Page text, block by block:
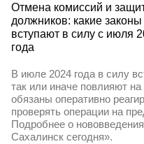
Отмена комиссий и
должников: какие законы
вступают в силу с июля
года
В июле 2024 года в силу
так или иначе повлияют
обязаны оперативно
проверять операции на
Подробнее о
Сахалинск сегодня».